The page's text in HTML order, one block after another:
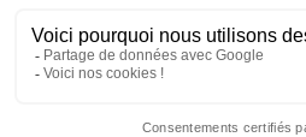
Politique de confidentialité
Politique des cookies
© 2026 - Haute Fidélité Saumur.